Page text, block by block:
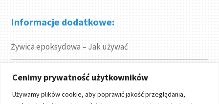
Cenimy prywatność użytkowników
Używamy plików cookie, aby poprawić jakość przeglądania,
Informacje dodatkowe:
Żywica epoksydowa – Jak używać
Projekty